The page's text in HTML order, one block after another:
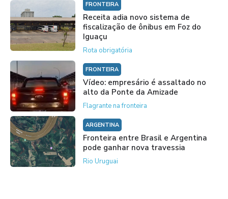
FRONTEIRA
Receita adia novo sistema de
fiscalização de ônibus em Foz do
Iguaçu
Rota obrigatória
FRONTEIRA
Vídeo: empresário é assaltado no
alto da Ponte da Amizade
Flagrante na fronteira
ARGENTINA
Fronteira entre Brasil e Argentina
pode ganhar nova travessia
Rio Uruguai